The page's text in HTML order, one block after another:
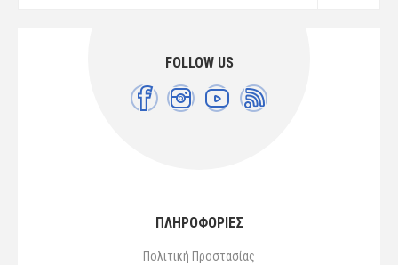
FOLLOW US
ΠΛΗΡΟΦΟΡΙΕΣ
Πολιτική Προστασίας